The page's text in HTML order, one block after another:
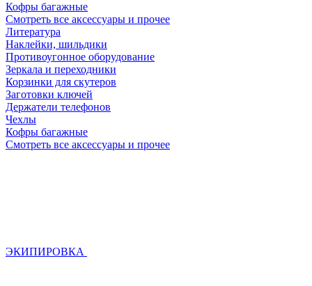
Кофры багажные
Смотреть все аксессуары и прочее
Литература
Наклейки, шильдики
Противоугонное оборудование
Зеркала и переходники
Корзинки для скутеров
Заготовки ключей
Держатели телефонов
Чехлы
Кофры багажные
Смотреть все аксессуары и прочее
ЭКИПИРОВКА